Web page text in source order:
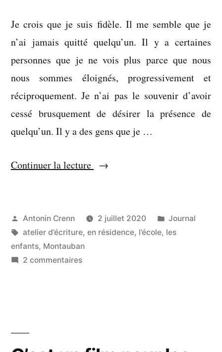
Je crois que je suis fidèle. Il me semble que je
n’ai jamais quitté quelqu’un. Il y a certaines
personnes que je ne vois plus parce que nous
nous sommes éloignés, progressivement et
réciproquement. Je n’ai pas le souvenir d’avoir
cessé brusquement de désirer la présence de
quelqu’un. Il y a des gens que je …
Continuer la lecture « On
pas
mentir »
Publié
par
Antonin Crenn 2 juillet 2020
Publié
dans
Journal
Étiquettes :
atelier d’écriture, en résidence, l’école, les
enfants, Montauban
2 commentairessur